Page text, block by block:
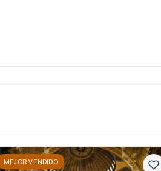
MEJOR VENDIDO